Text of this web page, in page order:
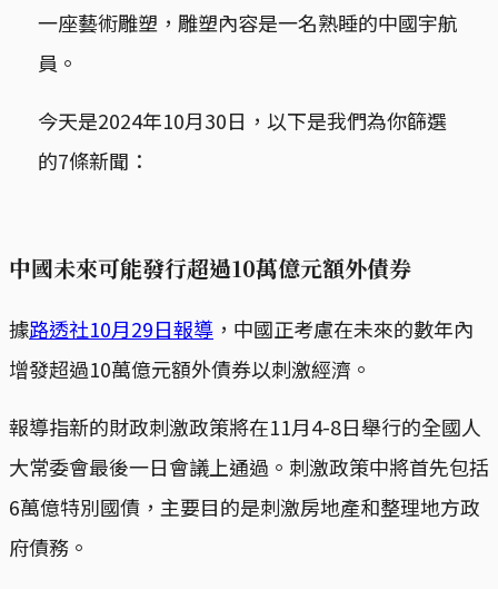
一座藝術雕塑，雕塑內容是一名熟睡的中國宇航
員。
今天是2024年10月30日，以下是我們為你篩選
的7條新聞：
中國未來可能發行超過10萬億元額外債券
據路透社10月29日報導 ，中國正考慮在未來的數年內
增發超過10萬億元額外債券以刺激經濟。
報導指新的財政刺激政策將在11月4-8日舉行的全國人
大常委會最後一日會議上通過。刺激政策中將首先包括
6萬億特別國債，主要目的是刺激房地產和整理地方政
府債務。